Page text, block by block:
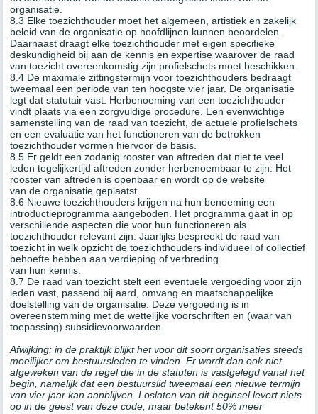
organisatie.
8.3 Elke toezichthouder moet het algemeen, artistiek en zakelijk
beleid van de organisatie op hoofdlijnen kunnen beoordelen.
Daarnaast draagt elke toezichthouder met eigen specifieke
deskundigheid bij aan de kennis en expertise waarover de raad
van toezicht overeenkomstig zijn profielschets moet beschikken.
8.4 De maximale zittingstermijn voor toezichthouders bedraagt
tweemaal een periode van ten hoogste vier jaar. De organisatie
legt dat statutair vast. Herbenoeming van een toezichthouder
vindt plaats via een zorgvuldige procedure. Een evenwichtige
samenstelling van de raad van toezicht, de actuele profielschets
en een evaluatie van het functioneren van de betrokken
toezichthouder vormen hiervoor de basis.
8.5 Er geldt een zodanig rooster van aftreden dat niet te veel
leden tegelijkertijd aftreden zonder herbenoembaar te zijn. Het
rooster van aftreden is openbaar en wordt op de website
van de organisatie geplaatst.
8.6 Nieuwe toezichthouders krijgen na hun benoeming een
introductieprogramma aangeboden. Het programma gaat in op
verschillende aspecten die voor hun functioneren als
toezichthouder relevant zijn. Jaarlijks bespreekt de raad van
toezicht in welk opzicht de toezichthouders individueel of collectief
behoefte hebben aan verdieping of verbreding
van hun kennis.
8.7 De raad van toezicht stelt een eventuele vergoeding voor zijn
leden vast, passend bij aard, omvang en maatschappelijke
doelstelling van de organisatie. Deze vergoeding is in
overeenstemming met de wettelijke voorschriften en (waar van
toepassing) subsidievoorwaarden.
Afwijking: in de praktijk blijkt het voor dit soort organisaties steeds
moeilijker om bestuursleden te vinden. Er wordt dan ook niet
afgeweken van de regel die in de statuten is vastgelegd vanaf het
begin, namelijk dat een bestuurslid tweemaal een nieuwe termijn
van vier jaar kan aanblijven. Loslaten van dit beginsel levert niets
op in de geest van deze code, maar betekent 50% meer